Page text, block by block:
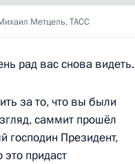
Метцель, ТАСС
рад вас снова видеть.
за то, что вы были
саммит прошёл
Президент,
придаст